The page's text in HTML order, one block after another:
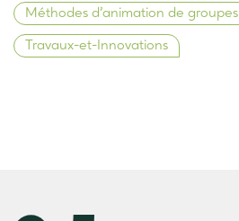
Méthodes d’animation de groupes
Travaux-et-Innovations